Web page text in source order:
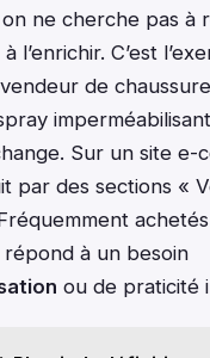
ne cherche pas à
l’enrichir. C’est
de
Sur un site e-
par des sections «
à un besoin
ou de praticité